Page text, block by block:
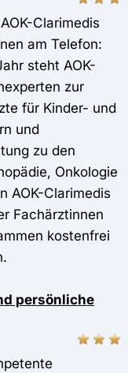
Clarimedis
am Telefon:
steht AOK-
zur
für Kinder- und
und
zu den
Onkologie
AOK-Clarimedis
Fachärztinnen
kostenfrei
persönliche